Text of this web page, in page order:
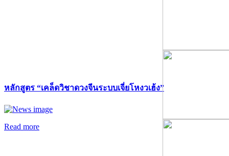
หลักสูตร “เคล็ดวิชาดวงจีนระบบเจี่ยโหงวเฮ้ง”
Read more